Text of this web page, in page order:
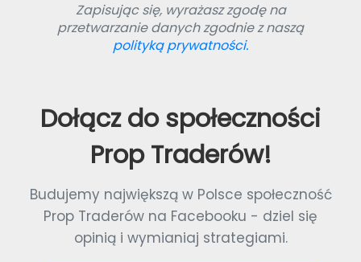
Zapisując się, wyrażasz zgodę na
przetwarzanie danych zgodnie z naszą
polityką prywatności.
Dołącz do społeczności
Prop Traderów!
Budujemy największą w Polsce społeczność
Prop Traderów na Facebooku - dziel się
opinią i wymianiaj strategiami.